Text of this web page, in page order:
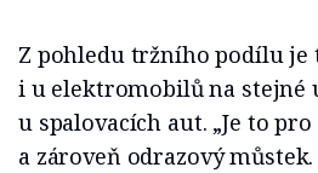
Z pohledu tržního podílu je
i u elektromobilů na stejné
u spalovacích aut. „Je to
a zároveň odrazový